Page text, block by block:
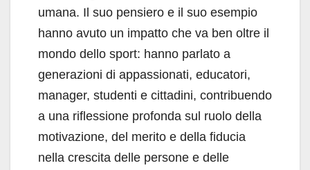
umana. Il suo pensiero e il suo esempio
hanno avuto un impatto che va ben oltre il
mondo dello sport: hanno parlato a
generazioni di appassionati, educatori,
manager, studenti e cittadini, contribuendo
a una riflessione profonda sul ruolo della
motivazione, del merito e della fiducia
nella crescita delle persone e delle